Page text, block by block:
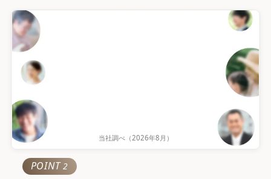
累計会員数
当社調べ（ 2026年8月 ）
POINT2